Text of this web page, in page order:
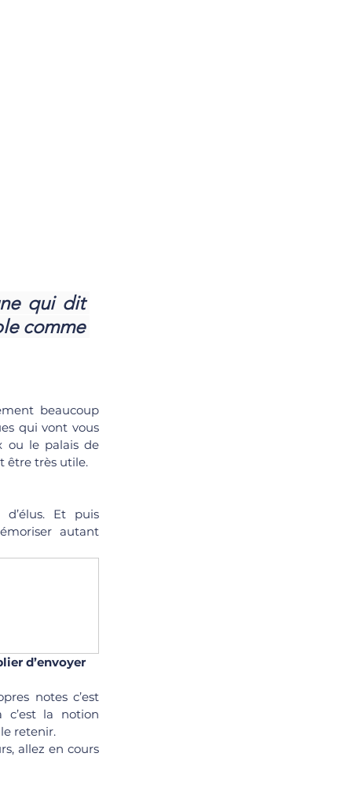
qui dit
comme
beaucoup
qui vont vous
ou le palais de
être très utile.
d’élus. Et puis
autant
d’envoyer
notes c’est
la notion
retenir.
allez en cours